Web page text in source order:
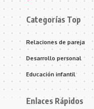
Categorías Top
Relaciones de pareja
Desarrollo personal
Educación infantil
Enlaces Rápidos